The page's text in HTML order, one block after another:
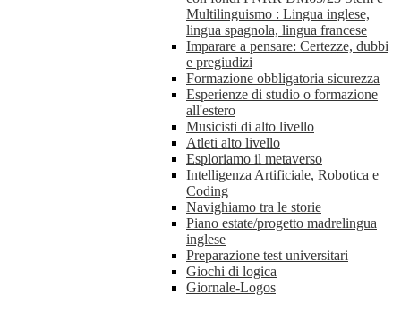
Multilinguismo : Lingua inglese,
lingua spagnola, lingua francese
Imparare a pensare: Certezze, dubbi
e pregiudizi
Formazione obbligatoria sicurezza
Esperienze di studio o formazione
all'estero
Musicisti di alto livello
Atleti alto livello
Esploriamo il metaverso
Intelligenza Artificiale, Robotica e
Coding
Navighiamo tra le storie
Piano estate/progetto madrelingua
inglese
Preparazione test universitari
Giochi di logica
Giornale-Logos